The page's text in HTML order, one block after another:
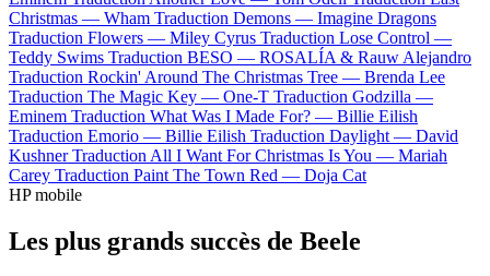
Christmas — Wham Traduction Demons — Imagine Dragons
Traduction Flowers — Miley Cyrus Traduction Lose Control —
Teddy Swims Traduction BESO — ROSALÍA & Rauw Alejandro
Traduction Rockin' Around The Christmas Tree — Brenda Lee
Traduction The Magic Key — One-T Traduction Godzilla —
Eminem Traduction What Was I Made For? — Billie Eilish
Traduction Emorio — Billie Eilish Traduction Daylight — David
Kushner Traduction All I Want For Christmas Is You — Mariah
Carey Traduction Paint The Town Red — Doja Cat
HP mobile
Les plus grands succès de Beele